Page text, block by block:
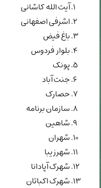
آيت الله كاشانی
اشرفی اصفهانی
باغ فیض
بلوار فردوس
پونک
جنت آباد
حصارک
سازمان برنامه
شاهین
شهران
شهرزيبا
شهرک آپادانا
شهرک اکباتان